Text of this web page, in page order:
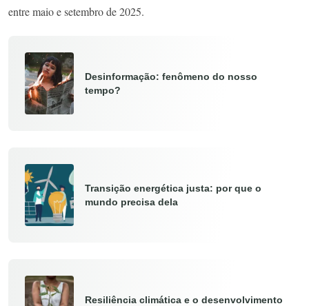
entre maio e setembro de 2025.
Desinformação: fenômeno do nosso
tempo?
Transição energética justa: por que o
mundo precisa dela
Resiliência climática e o desenvolvimento